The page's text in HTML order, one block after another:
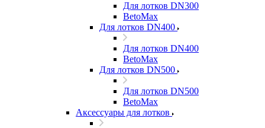
Для лотков DN300
BetoMax
Для лотков DN400
Для лотков DN400
BetoMax
Для лотков DN500
Для лотков DN500
BetoMax
Аксессуары для лотков